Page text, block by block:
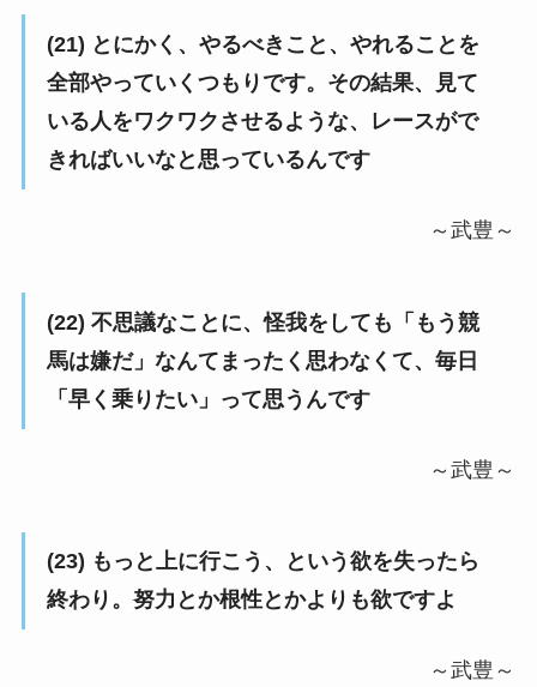
(21) とにかく、やるべきこと、やれることを
全部やっていくつもりです。その結果、見て
いる人をワクワクさせるような、レースがで
きればいいなと思っているんです
～武豊～
(22) 不思議なことに、怪我をしても「もう競
馬は嫌だ」なんてまったく思わなくて、毎日
「早く乗りたい」って思うんです
～武豊～
(23) もっと上に行こう、という欲を失ったら
終わり。努力とか根性とかよりも欲ですよ
～武豊～